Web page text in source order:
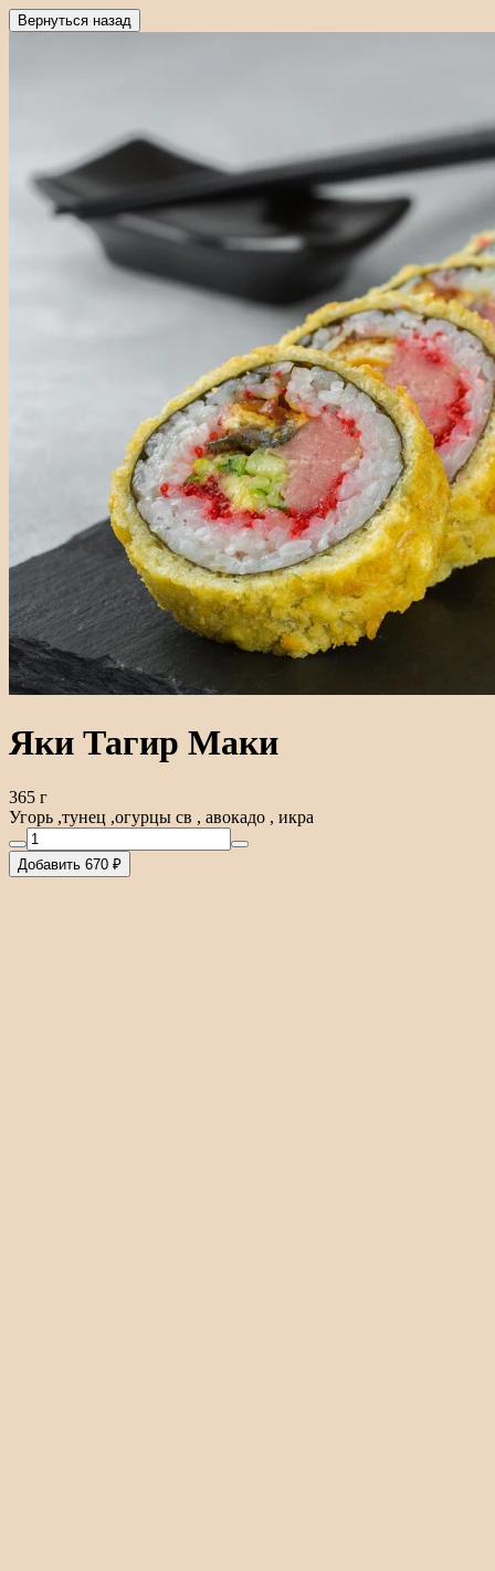
Вернуться назад
Яки Тагир Маки
365 г
Угорь ,тунец ,огурцы св , авокадо , икра
Добавить 670 ₽